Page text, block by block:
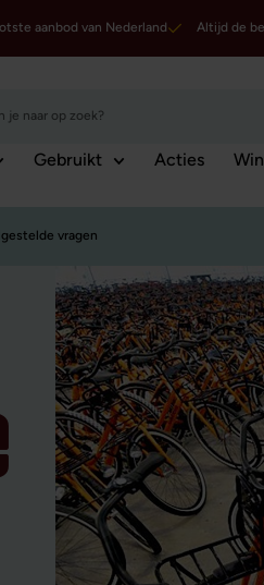
aanbod van Nederland Altijd de
Gebruikt Acties
vragen